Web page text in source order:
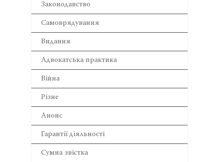
Законодавство
Самоврядування
Видання
Адвокатська практика
Війна
Різне
Анонс
Гарантії діяльності
Сумна звістка